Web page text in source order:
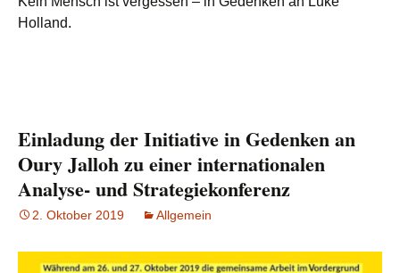
Holland.
Einladung der Initiative in Gedenken an
Oury Jalloh zu einer internationalen
Analyse- und Strategiekonferenz
2. Oktober 2019 Allgemein